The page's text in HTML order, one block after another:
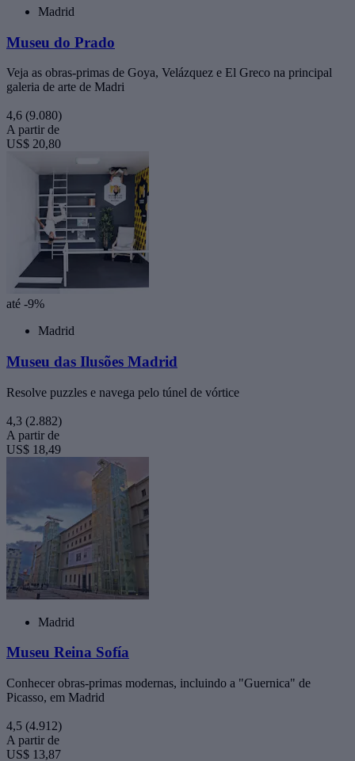
Madrid
Museu do Prado
Veja as obras-primas de Goya, Velázquez e El Greco na principal
galeria de arte de Madri
4,6 (9.080)
A partir de
US$ 20,80
até -9%
Madrid
Museu das Ilusões Madrid
Resolve puzzles e navega pelo túnel de vórtice
4,3 (2.882)
A partir de
US$ 18,49
Madrid
Museu Reina Sofía
Conhecer obras-primas modernas, incluindo a "Guernica" de
Picasso, em Madrid
4,5 (4.912)
A partir de
US$ 13,87